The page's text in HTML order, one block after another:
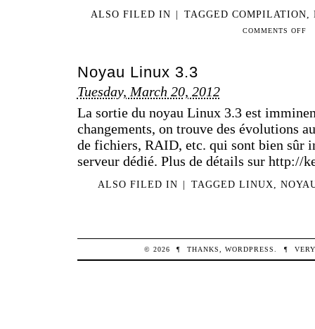
ALSO FILED IN | TAGGED COMPILATION
COMMENTS OFFON
Noyau Linux 3.3
Tuesday, March 20, 2012
La sortie du noyau Linux 3.3 est
changements, on trouve des évolutions
de fichiers, RAID, etc. qui sont bien sûr
serveur dédié. Plus de détails sur http://
ALSO FILED IN | TAGGED LINUX
© 2026 ¶ THANKS,WORDPRESS. ¶